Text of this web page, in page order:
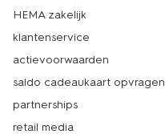
HEMA zakelijk
klantenservice
actievoorwaarden
saldo cadeaukaart opvragen
partnerships
retail media